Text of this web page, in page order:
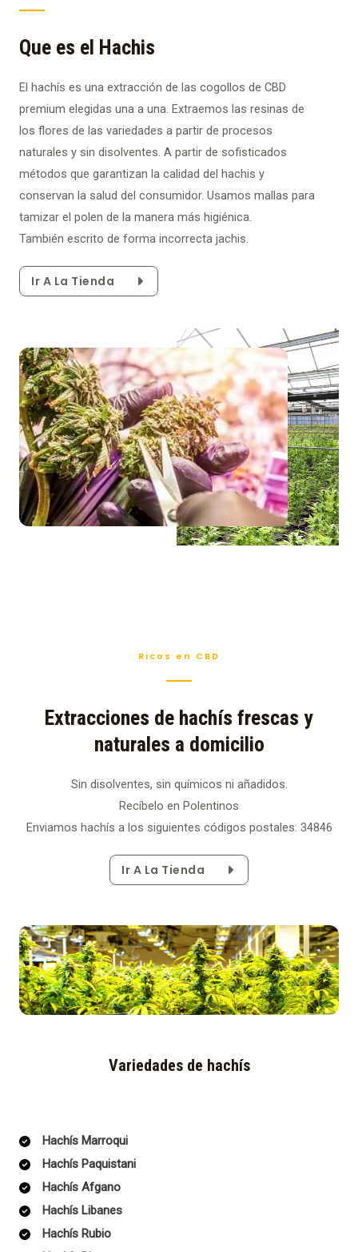
Que es el Hachis
El hachís es una extracción de las cogollos de CBD
premium elegidas una a una. Extraemos las resinas de
los flores de las variedades a partir de procesos
naturales y sin disolventes. A partir de sofisticados
métodos que garantizan la calidad del hachis y
conservan la salud del consumidor. Usamos mallas para
tamizar el polen de la manera más higiénica.
También escrito de forma incorrecta jachis.
Ir A La Tienda
Ricos en CBD
Extracciones de hachís frescas y
naturales a domicilio
Sin disolventes, sin químicos ni añadidos.
Recíbelo en Polentinos
Enviamos hachís a los siguientes códigos postales: 34846
Ir A La Tienda
Variedades de hachís
Hachís Marroqui
Hachís Paquistani
Hachís Afgano
Hachís Libanes
Hachís Rubio